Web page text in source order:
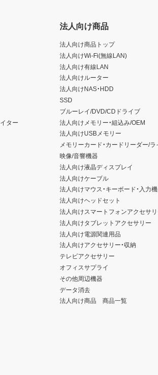
ター
法人向け商品
法人向け商品トップ
法人向けWi-Fi(無線LAN)
法人向け有線LAN
法人向けルーター
法人向けNAS・HDD
SSD
ブルーレイ/DVD/CDドライブ
法人向けメモリー・組込み/OEM
法人向けUSBメモリー
メモリーカード・カードリーダー/ラ
映像/音響機器
法人向け液晶ディスプレイ
法人向けケーブル
法人向けマウス・キーボード・入力
法人向けヘッドセット
法人向けスマートフォンアクセサ
法人向けタブレットアクセサリー
法人向け電源関連用品
法人向けアクセサリー・収納
テレビアクセサリー
オフィスサプライ
その他周辺機器
データ消去
法人向け商品 商品一覧